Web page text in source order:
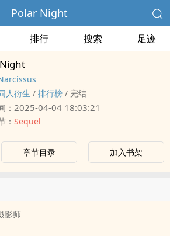
Polar Night
排行 搜索 足迹
人‎‌衍生 / 排行榜 / 完结
： 2025-04-04 18:03:21
： Sequel
章节目录 加入书架
影师